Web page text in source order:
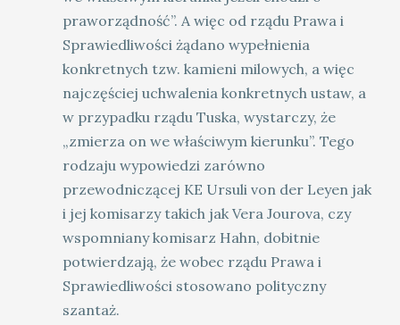
praworządność”. A więc od rządu Prawa i
Sprawiedliwości żądano wypełnienia
konkretnych tzw. kamieni milowych, a więc
najczęściej uchwalenia konkretnych ustaw, a
w przypadku rządu Tuska, wystarczy, że
„zmierza on we właściwym kierunku”. Tego
rodzaju wypowiedzi zarówno
przewodniczącej KE Ursuli von der Leyen jak
i jej komisarzy takich jak Vera Jourova, czy
wspomniany komisarz Hahn, dobitnie
potwierdzają, że wobec rządu Prawa i
Sprawiedliwości stosowano polityczny
szantaż.